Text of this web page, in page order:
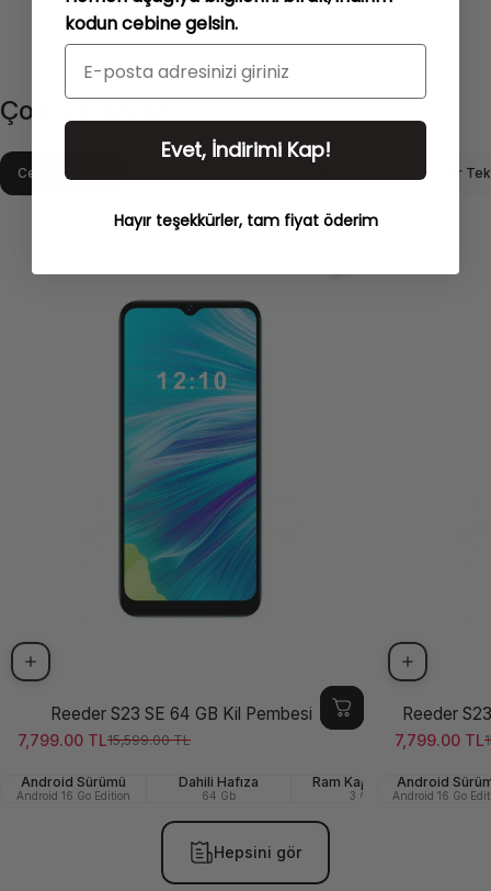
Çok
Cep Telefonu Giyilebilir
Reeder S23 SE 64 GB Kil Pembesi
Satış ücreti
7,799.00 TL
Normal fiyat15,599.00 TL
Android Sürümü
Android 16 Go Edition
Dahili Hafıza
64 Gb
Ram Kapasitesi
3 GB
Ön
Reeder
Satış ücreti
7,799.00 TL
Normal
Android
Android 16 Go
Hepsini gör
kodun cebine gelsin.
Evet, İndirimi Kap!
Hayır teşekkürler, tam fiyat öderim